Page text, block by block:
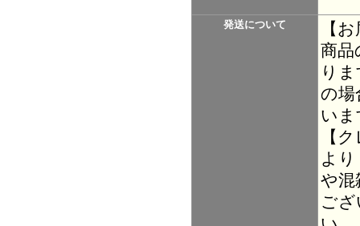
発送について
【
商品
り
の場
い
【
よ
や混
ご